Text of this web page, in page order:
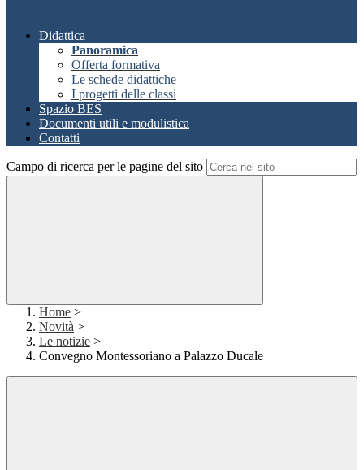
Didattica
Panoramica
Offerta formativa
Le schede didattiche
I progetti delle classi
Spazio BES
Documenti utili e modulistica
Contatti
Campo di ricerca per le pagine del sito
Home >
Novità >
Le notizie >
Convegno Montessoriano a Palazzo Ducale